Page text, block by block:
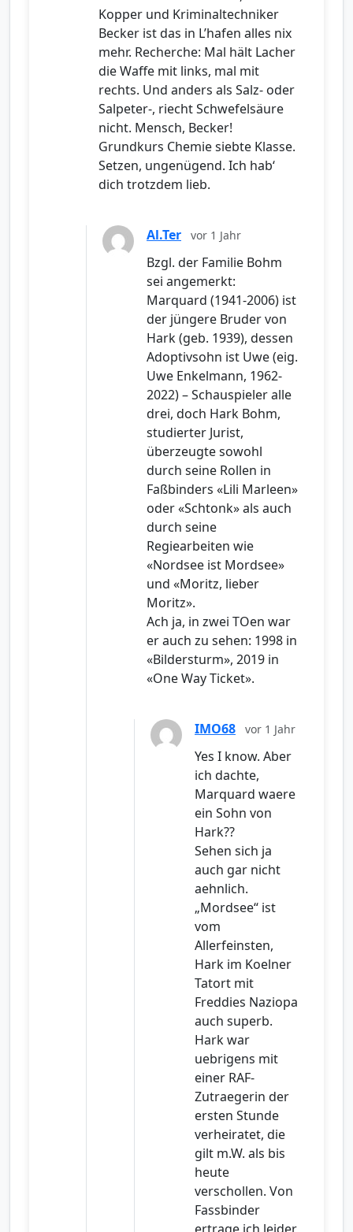
Kopper und Kriminaltechniker
Becker ist das in L’hafen alles nix
mehr. Recherche: Mal hält Lacher
die Waffe mit links, mal mit
rechts. Und anders als Salz- oder
Salpeter-, riecht Schwefelsäure
nicht. Mensch, Becker!
Grundkurs Chemie siebte Klasse.
Setzen, ungenügend. Ich hab‘
dich trotzdem lieb.
Al.Ter vor 1 Jahr
Bzgl. der Familie Bohm
sei angemerkt:
Marquard (1941-2006) ist
der jüngere Bruder von
Hark (geb. 1939), dessen
Adoptivsohn ist Uwe (eig.
Uwe Enkelmann, 1962-
2022) – Schauspieler alle
drei, doch Hark Bohm,
studierter Jurist,
überzeugte sowohl
durch seine Rollen in
Faßbinders «Lili Marleen»
oder «Schtonk» als auch
durch seine
Regiearbeiten wie
«Nordsee ist Mordsee»
und «Moritz, lieber
Moritz».
Ach ja, in zwei TOen war
er auch zu sehen: 1998 in
«Bildersturm», 2019 in
«One Way Ticket».
IMO68 vor 1 Jahr
Yes I know. Aber
ich dachte,
Marquard waere
ein Sohn von
Hark??
Sehen sich ja
auch gar nicht
aehnlich.
„Mordsee“ ist
vom
Allerfeinsten,
Hark im Koelner
Tatort mit
Freddies Naziopa
auch superb.
Hark war
uebrigens mit
einer RAF-
Zutraegerin der
ersten Stunde
verheiratet, die
gilt m.W. als bis
heute
verschollen. Von
Fassbinder